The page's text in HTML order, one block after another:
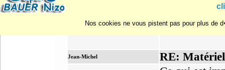
Bonne soirée
Jean-Michel RE:
Nos cookies ne vous pistent pas pour plus